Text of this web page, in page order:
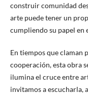
construir comunidad
arte puede tener un
cumpliendo su papel en
En tiempos que claman
cooperación, esta obra
ilumina el cruce entre
invitamos a escucharla,